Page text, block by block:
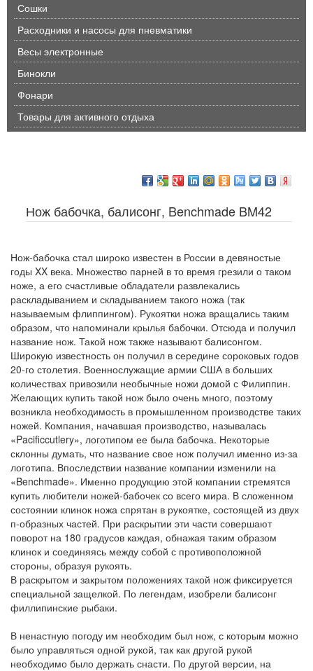
Сошки
Расходники и насосы для пневматики
Весы электронные
Бинокли
Фонари
Товары для активного отдыха
Нож бабочка, балисонг, Benchmade BM42
Нож-бабочка стал широко известен в России в девяностые
годы XX века. Множество парней в то время грезили о таком
ноже, а его счастливые обладатели развлекались
раскладыванием и складыванием такого ножа (так
называемым флиппингом). Рукоятки ножа вращались таким
образом, что напоминали крылья бабочки. Отсюда и получил
название нож. Такой нож также называют балисонгом.
Широкую известность он получил в середине сороковых годов
20-го столетия. Военнослужащие армии США в больших
количествах привозили необычные ножи домой с Филиппин.
Желающих купить такой нож было очень много, поэтому
возникла необходимость в промышленном производстве таких
ножей. Компания, начавшая производство, называлась
«Pacificcutlery», логотипом ее была бабочка. Некоторые
склонны думать, что название свое нож получил именно из-за
логотипа. Впоследствии название компании изменили на
«Benchmade». Именно продукцию этой компании стремятся
купить любители ножей-бабочек со всего мира. В сложенном
состоянии клинок ножа спрятан в рукоятке, состоящей из двух
п-образных частей. При раскрытии эти части совершают
поворот на 180 градусов каждая, обнажая таким образом
клинок и соединяясь между собой с противоположной
стороны, образуя рукоять.
В раскрытом и закрытом положениях такой нож фиксируется
специальной защелкой. По легендам, изобрели балисонг
филлипинские рыбаки.
В ненастную погоду им необходим был нож, с которым можно
было управляться одной рукой, так как другой рукой
необходимо было держать снасти. По другой версии, на